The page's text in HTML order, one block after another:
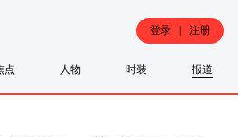
登录 | 注册
点 人物 时装 报道